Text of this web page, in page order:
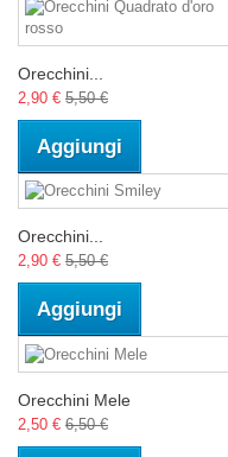
Orecchini...
2,90 € 5,50 €
Aggiungi
Orecchini...
2,90 € 5,50 €
Aggiungi
Orecchini Mele
2,50 € 6,50 €